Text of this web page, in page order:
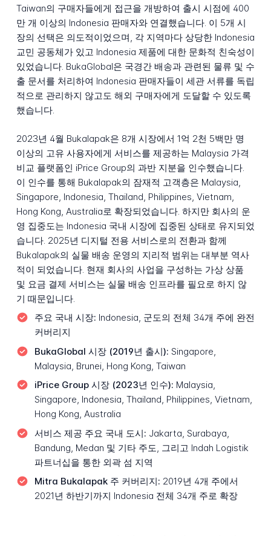
Taiwan의 구매자들에게 접근을 개방하여 출시 시점에 400
만 개 이상의 Indonesia 판매자와 연결했습니다. 이 5개 시
장의 선택은 의도적이었으며, 각 지역마다 상당한 Indonesia
교민 공동체가 있고 Indonesia 제품에 대한 문화적 친숙성이
있었습니다. BukaGlobal은 국경간 배송과 관련된 물류 및 수
출 문서를 처리하여 Indonesia 판매자들이 세관 서류를 독립
적으로 관리하지 않고도 해외 구매자에게 도달할 수 있도록
했습니다.
2023년 4월 Bukalapak은 8개 시장에서 1억 2천 5백만 명
이상의 고유 사용자에게 서비스를 제공하는 Malaysia 가격
비교 플랫폼인 iPrice Group의 과반 지분을 인수했습니다.
이 인수를 통해 Bukalapak의 잠재적 고객층은 Malaysia,
Singapore, Indonesia, Thailand, Philippines, Vietnam,
Hong Kong, Australia로 확장되었습니다. 하지만 회사의 운
영 집중도는 Indonesia 국내 시장에 집중된 상태로 유지되었
습니다. 2025년 디지털 전용 서비스로의 전환과 함께
Bukalapak의 실물 배송 운영의 지리적 범위는 대부분 역사
적이 되었습니다. 현재 회사의 사업을 구성하는 가상 상품
및 요금 결제 서비스는 실물 배송 인프라를 필요로 하지 않
기 때문입니다.
주요 국내 시장: Indonesia, 군도의 전체 34개 주에 완전
커버리지
BukaGlobal 시장 (2019년 출시): Singapore,
Malaysia, Brunei, Hong Kong, Taiwan
iPrice Group 시장 (2023년 인수): Malaysia,
Singapore, Indonesia, Thailand, Philippines, Vietnam,
Hong Kong, Australia
서비스 제공 주요 국내 도시: Jakarta, Surabaya,
Bandung, Medan 및 기타 주도, 그리고 Indah Logistik
파트너십을 통한 외곽 섬 지역
Mitra Bukalapak 주 커버리지: 2019년 4개 주에서
2021년 하반기까지 Indonesia 전체 34개 주로 확장